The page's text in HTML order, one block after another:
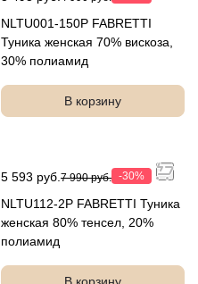
NLTU001-150P FABRETTI
Туника женская 70% вискоза,
30% полиамид
В корзину
5 593 руб. 7 990 руб. -30%
NLTU112-2P FABRETTI Туника
женская 80% тенсел, 20%
полиамид